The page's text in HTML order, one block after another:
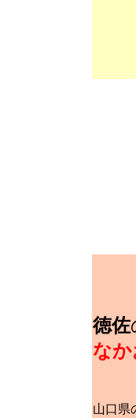
徳佐
なか
山口県